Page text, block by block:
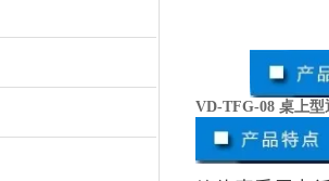
VD-TFG-08 桌上型